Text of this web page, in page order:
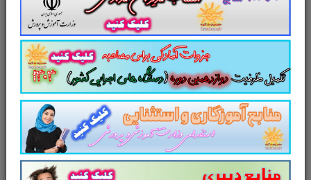
بانک مرکزی جمهور اسلامی ایران
سوالات مصاحبه مشاغل تخصصی مشاغل مدیریت و مهندسی مالی بانک مرکزی جمهور اسلامی ایران جزوه
آمادگی برای مصاحبه مشاغل تخصصی مشاغل مدیریت و مهندسی مالی بانک مرکزی سوالات آمادگی برای
مصاحبه مشاغل تخصصی مشاغل مدیریت و مهندسی مالی بانک مرکزی کامل ترین مجموعه آمادگی برای مصاحبه
استخدامی مشاغل تخصصی مشاغل مدیریت و مهندسی مالی بانک مرکزی مجموعه کامل مصاحبه مشاغل
تخصصی مشاغل مدیریت و مهندسی مالی بانک مرکزی دانلود pdf مصاحبه مشاغل تخصصی مشاغل مدیریت و
مهندسی مالی بانک مرکزی دانلود رایگان جزوه مصاحبه استخدامی مشاغل تخصصی مشاغل مدیریت و مهندسی